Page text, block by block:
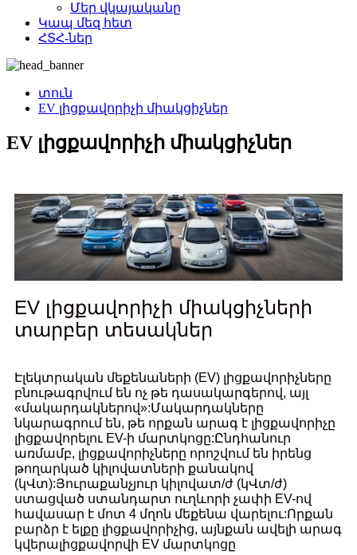
Մեր վկայականը
Կապ մեզ հետ
ՀՏՀ-ներ
տուն
EV լիցքավորիչի միակցիչներ
EV լիցքավորիչի միակցիչներ
EV լիցքավորիչի միակցիչների
տարբեր տեսակներ
Էլեկտրական մեքենաների (EV) լիցքավորիչները
բնութագրվում են ոչ թե դասակարգերով, այլ
«մակարդակներով»:Մակարդակները
նկարագրում են, թե որքան արագ է լիցքավորիչը
լիցքավորելու EV-ի մարտկոցը:Ընդհանուր
առմամբ, լիցքավորիչները որոշվում են իրենց
թողարկած կիլովատների քանակով
(կՎտ):Յուրաքանչյուր կիլովատ/ժ (կՎտ/ժ)
ստացված ստանդարտ ուղևորի չափի EV-ով
հավասար է մոտ 4 մղոն մեքենա վարելու:Որքան
բարձր է ելքը լիցքավորիչից, այնքան ավելի արագ
կվերալիցքավորվի EV մարտկոցը